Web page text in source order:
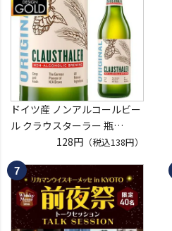
定
※代引き決済不可
ドイツ産 ノンアルコールビー
ル クラウスターラー 瓶
330ml ノンアル ビールテイス
ト ビアテイスト 長S
128円（税込138円）